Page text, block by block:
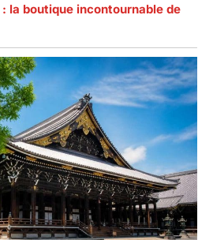
la boutique incontournable de